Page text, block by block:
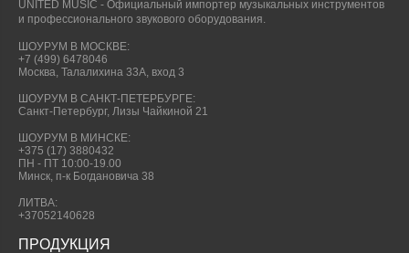
UNITED MUSIC - Официальный импортер музыкальных инструментов
и профессионального звукового оборудования.
ШОУРУМ В МОСКВЕ:
+7 (499) 6478046
Москва, Талалихина 33А, вход 3
ШОУРУМ В САНКТ-ПЕТЕРБУРГЕ:
Санкт-Петербург, Лизы Чайкиной 21
ШОУРУМ В МИНСКЕ:
+375 (17) 3880432
ПН - ПТ 10:00-19.00
Минск, п-к Богдановича 38
ЛИТВА:
+37052140628
ПРОДУКЦИЯ